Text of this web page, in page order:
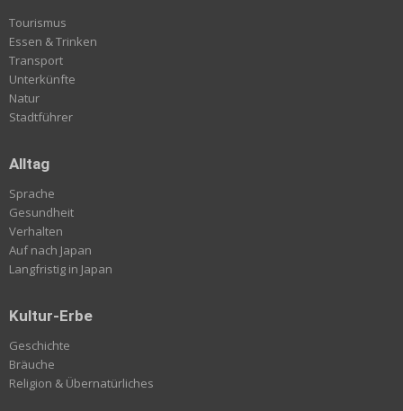
Tourismus
Essen & Trinken
Transport
Unterkünfte
Natur
Stadtführer
Alltag
Sprache
Gesundheit
Verhalten
Auf nach Japan
Langfristig in Japan
Kultur-Erbe
Geschichte
Bräuche
Religion & Übernatürliches